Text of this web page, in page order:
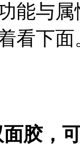
能与
看下面
胶，